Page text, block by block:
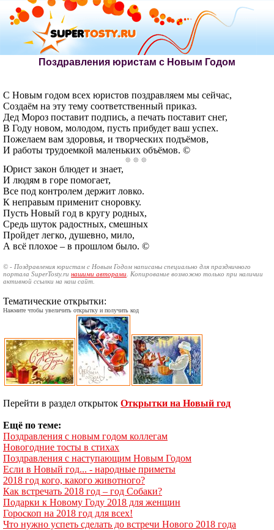
Поздравления юристам с Новым Годом
С Новым годом всех юристов поздравляем мы сейчас,
Создаём на эту тему соответственный приказ.
Дед Мороз поставит подпись, а печать поставит снег,
В Году новом, молодом, пусть прибудет ваш успех.
Пожелаем вам здоровья, и творческих подъёмов,
И работы трудоемкой маленьких объёмов. ©
Юрист закон блюдет и знает,
И людям в горе помогает,
Все под контролем держит ловко.
К неправым применит сноровку.
Пусть Новый год в кругу родных,
Средь шуток радостных, смешных
Пройдет легко, душевно, мило,
А всё плохое – в прошлом было. ©
© - Поздравления юристам с Новым Годом написаны специально для праздничного
портала SuperTosty.ru нашими авторами . Копирование возможно только при наличии
активной ссылки на наш сайт.
Тематические открытки:
Нажмите чтобы увеличить открытку и получить код
Перейти в раздел открыток Открытки на Новый год
Ещё по теме:
Поздравления с новым годом коллегам
Новогодние тосты в стихах
Поздравления с наступающим Новым Годом
Если в Новый год... - народные приметы
2018 год кого, какого животного?
Как встречать 2018 год – год Собаки?
Подарки к Новому Году 2018 для женщин
Гороскоп на 2018 год для всех!
Что нужно успеть сделать до встречи Нового 2018 года